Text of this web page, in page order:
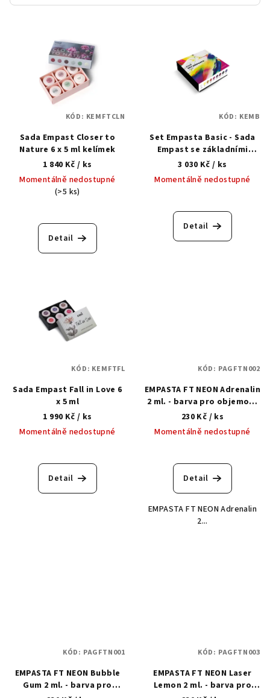
Sada Empast Closer to
Nature 6 x 5 ml kelímek
1 840 Kč / ks
Momentálně nedostupné
(>5 ks)
Detail
KÓD: KEMFTCLN
Set Empasta Basic - Sada
Empast se základními
barvami 9 x 5 ml
3 030 Kč / ks
Momentálně nedostupné
Detail
KÓD: KEMB
Sada Empast Fall in Love 6
x 5 ml
1 990 Kč / ks
Momentálně nedostupné
Detail
KÓD: KEMFTFL
EMPASTA FT NEON Adrenalin
2 ml. - barva pro objemový
design nehtů
230 Kč / ks
Momentálně nedostupné
Detail
EMPASTA FT NEON Adrenalin
2...
KÓD: PAGFTN002
EMPASTA FT NEON Bubble
Gum 2 ml. - barva pro
KÓD: PAGFTN001
EMPASTA FT NEON Laser
Lemon 2 ml. - barva pro
KÓD: PAGFTN003